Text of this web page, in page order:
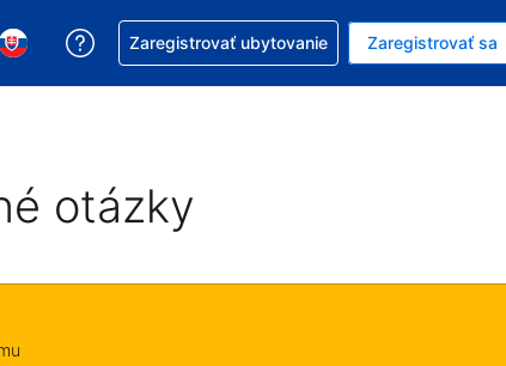
Momentálne máte zvolenú menu Americký dolár
Vybrať jazyk. Momentálne máte zvolený jazyk V
Získajte pomoc s rezerváciou
Zaregistrovať ubytovanie Zaregistrovať sa
otázky